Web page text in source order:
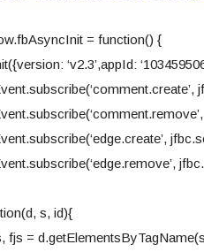
= function() {
‘v2.3’,appId:
s, id){
fjs =